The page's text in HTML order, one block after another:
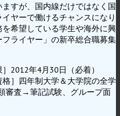
すが、国内線だけではなく国
ヤーで働けるチャンスになり
希望している学生や海外に興
ライヤー」の新卒総合職募集
2012年4月30日（必着）
格］四年制大学＆大学院の全学
審査→筆記試験、グループ面